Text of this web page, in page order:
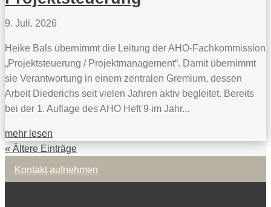
9. Juli. 2026
Heike Bals übernimmt die Leitung der AHO-Fachkommission
„Projektsteuerung / Projektmanagement“. Damit übernimmt
sie Verantwortung in einem zentralen Gremium, dessen
Arbeit Diederichs seit vielen Jahren aktiv begleitet. Bereits
bei der 1. Auflage des AHO Heft 9 im Jahr...
mehr lesen
« Ältere Einträge
Kontakt aufnehmen